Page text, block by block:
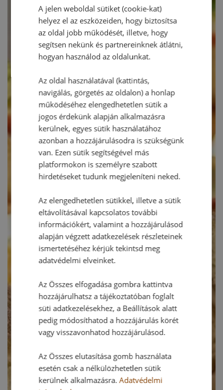
A jelen weboldal sütiket (cookie-kat)
helyez el az eszközeiden, hogy biztosítsa
az oldal jobb működését, illetve, hogy
segítsen nekünk és partnereinknek átlátni,
hogyan használod az oldalunkat.
Az oldal használatával (kattintás,
navigálás, görgetés az oldalon) a honlap
működéséhez elengedhetetlen sütik a
jogos érdekünk alapján alkalmazásra
kerülnek, egyes sütik használatához
azonban a hozzájárulásodra is szükségünk
van. Ezen sütik segítségével más
platformokon is személyre szabott
hirdetéseket tudunk megjeleníteni neked.
Az elengedhetetlen sütikkel, illetve a sütik
eltávolításával kapcsolatos további
információkért, valamint a hozzájárulásod
alapján végzett adatkezelések részleteinek
ismertetéséhez kérjük tekintsd meg
adatvédelmi elveinket.
Az Összes elfogadása gombra kattintva
hozzájárulhatsz a tájékoztatóban foglalt
süti adatkezelésekhez, a Beállítások alatt
pedig módosíthatod a hozzájárulás körét
vagy visszavonhatod hozzájárulásod.
Az Összes elutasítása gomb használata
esetén csak a nélkülözhetetlen sütik
kerülnek alkalmazásra.Adatvédelmi